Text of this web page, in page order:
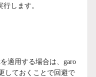
します。
適用する場合は、garo
しておくことで回避で